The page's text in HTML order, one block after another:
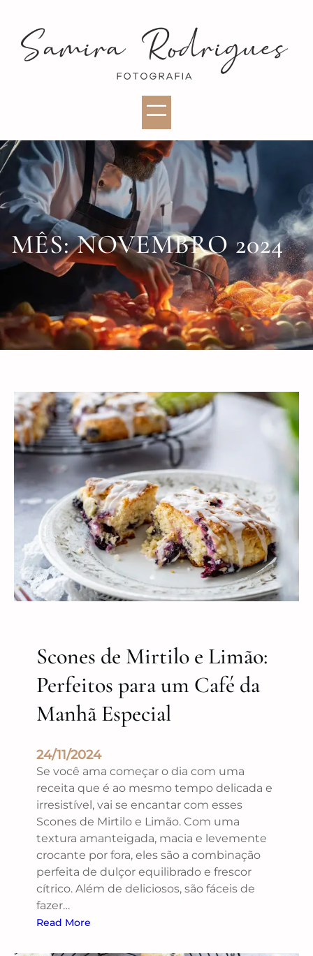
MÊS:NOVEMBRO 2024
Scones de Mirtilo e Limão:
Perfeitos para um Café da
Manhã Especial
24/11/2024
Se você ama começar o dia com uma
receita que é ao mesmo tempo delicada e
irresistível, vai se encantar com esses
Scones de Mirtilo e Limão. Com uma
textura amanteigada, macia e levemente
crocante por fora, eles são a combinação
perfeita de dulçor equilibrado e frescor
cítrico. Além de deliciosos, são fáceis de
fazer…
Read More